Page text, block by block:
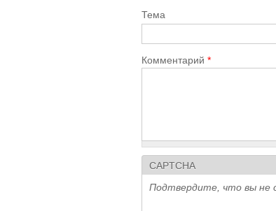
Тема
Комментарий*
CAPTCHA
Подтвердите, что вы не